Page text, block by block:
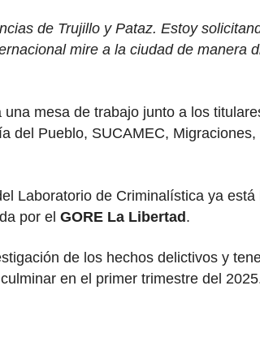
de Trujillo y Pataz. Estoy
mire a la ciudad de manera
mesa de trabajo junto a los
Pueblo, SUCAMEC,
Laboratorio de Criminalística ya
por el GORE La Libertad.
de los hechos delictivos y
en el primer trimestre del